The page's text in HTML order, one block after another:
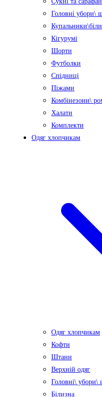
Головні убори\
Кігурумі
Шорти
Футболки
Спідниці
Піжами
Комбінезони\
Халати
Комплекти
Одяг хлопчикам
Одяг хлопчикам
Кофти
Штани
Верхній одяг
Головні\ убори\
Білизна